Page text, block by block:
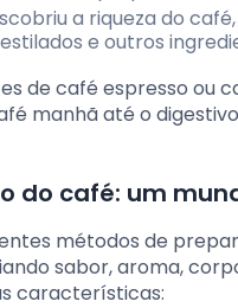
a riqueza do
e outros
de café espresso ou
manhã até o
do café: um
métodos de
sabor, aroma,
características: